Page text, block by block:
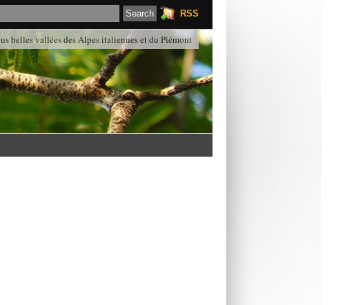
RSS
belles vallées des Alpes italiennes et du Piémont